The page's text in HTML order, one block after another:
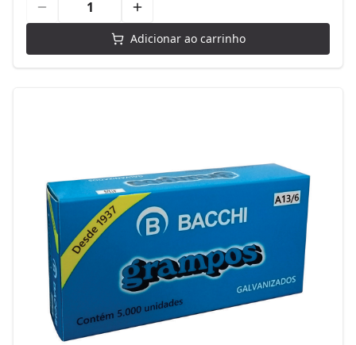
Adicionar ao carrinho